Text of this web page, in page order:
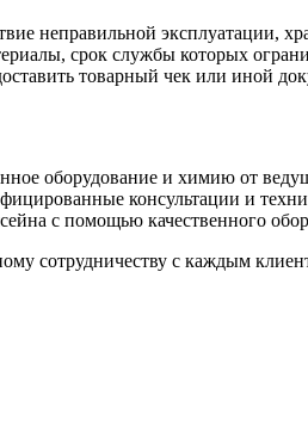
неправильной эксплуатации,
срок службы которых
товарный чек или иной
оборудование и химию от
консультации и
с помощью качественного
сотрудничеству с каждым